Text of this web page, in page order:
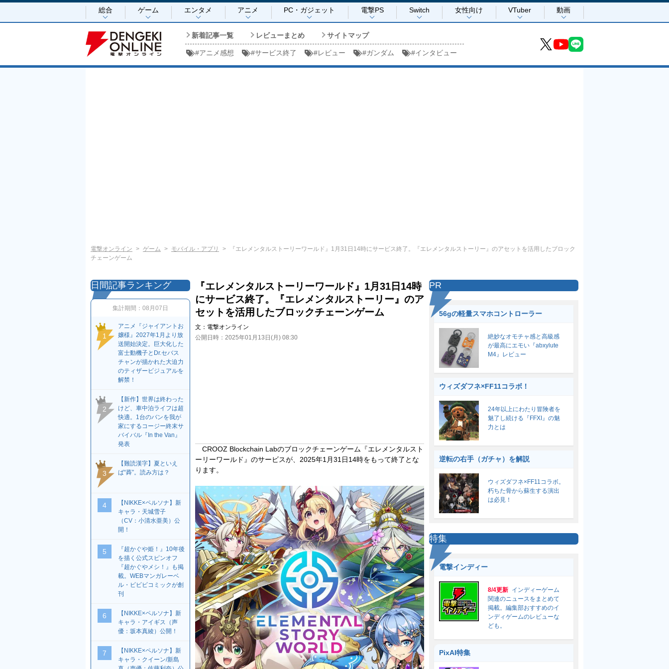
総合 ゲーム エンタメ アニメ PC・ガジェット 電撃PS Switch 女性向け VTuber 動画
新着記事一覧 レビューまとめ サイトマップ
#アニメ感想 #サービス終了 #レビュー #ガンダム #インタビュー
電撃オンライン ゲーム モバイル・アプリ
『エレメンタルストーリーワールド』1月31日14時にサービス終了。『エレメンタルストーリー』のアセットを活用したブロック
チェーンゲーム
『エレメンタルストーリーワールド』1月31日14時
にサービス終了。『エレメンタルストーリー』のア
セットを活用したブロックチェーンゲーム
文： 電撃オンライン
公開日時： 2025年01月13日(月) 08:30
CROOZ Blockchain Labのブロックチェーンゲーム『エレメンタルスト
ーリーワールド』のサービスが、2025年1月31日14時をもって終了とな
ります。
日間記事ランキング
集計期間： 08月07日
1
アニメ『ジャイアントお
嬢様』2027年1月より放
送開始決定。巨大化した
富士動機子とDr.セバス
チャンが描かれた大迫力
のティザービジュアルを
解禁！
2
【新作】世界は終わった
けど、車中泊ライフは超
快適。1台のバンを我が
家にするコージー終末サ
バイバル『In the Van』
発表
3
【難読漢字】夏といえ
ば“蕣”。読み方は？
4
【NIKKE×ペルソナ】新
キャラ・天城雪子
（CV：小清水亜美）公
開！
5
『超かぐや姫！』10年後
を描く公式スピンオフ
『超かぐやメシ！』も掲
載。WEBマンガレーベ
ル・ビビビコミックが創
刊
6
【NIKKE×ペルソナ】新
キャラ・アイギス（声
優：坂本真綾）公開！
7
【NIKKE×ペルソナ】新
キャラ・クイーン/新島
PR
56gの軽量スマホコントローラー
絶妙なオモチャ感と高級感
が最高にエモい『abxylute
M4』レビュー
ウィズダフネ×FF11コラボ！
24年以上にわたり冒険者を
魅了し続ける『FFXI』の魅
力とは
逆転の右手（ガチャ）を解説
ウィズダフネ×FF11コラボ。
朽ちた骨から蘇生する演出
は必見！
特集
電撃インディー
8/4更新 インディーゲーム
関連のニュースをまとめて
掲載。編集部おすすめのイ
ンディゲームのレビューな
ども。
PixAI特集